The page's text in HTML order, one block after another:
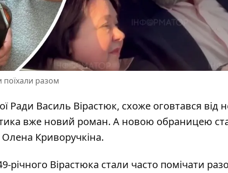
поїхали разом
Ради Василь Вірастюк, схоже оговтався від
вже новий роман. А новою обраницею
Олена Криворучкіна.
річного Вірастюка стали часто помічати